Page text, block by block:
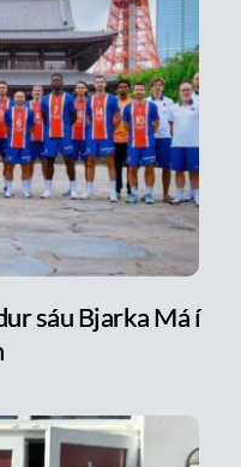
sáu Bjarka Má í